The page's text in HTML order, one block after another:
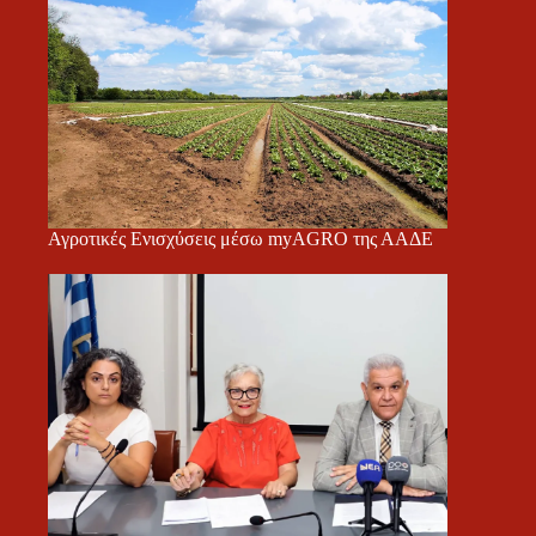
Αγροτικές Ενισχύσεις μέσω myAGRO της ΑΑΔΕ